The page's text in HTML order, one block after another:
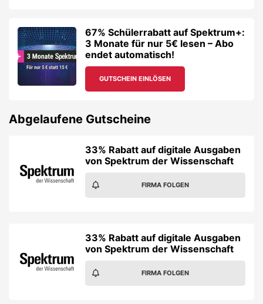
67% Schülerrabatt auf Spektrum+:
3 Monate für nur 5€ lesen – Abo
endet automatisch!
GUTSCHEIN EINLÖSEN
Abgelaufene Gutscheine
33% Rabatt auf digitale Ausgaben
von Spektrum der Wissenschaft
FIRMA FOLGEN
33% Rabatt auf digitale Ausgaben
von Spektrum der Wissenschaft
FIRMA FOLGEN